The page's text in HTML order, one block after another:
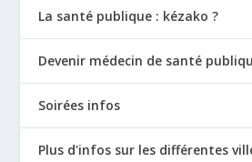
La santé publique : kézako ?
Devenir médecin de santé
Soirées infos
Plus d'infos sur les différentes